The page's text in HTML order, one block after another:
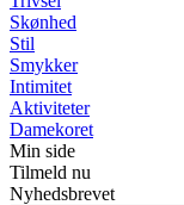
Skønhed
Stil
Smykker
Intimitet
Aktiviteter
Damekoret
Min side
Tilmeld nu
Nyhedsbrevet